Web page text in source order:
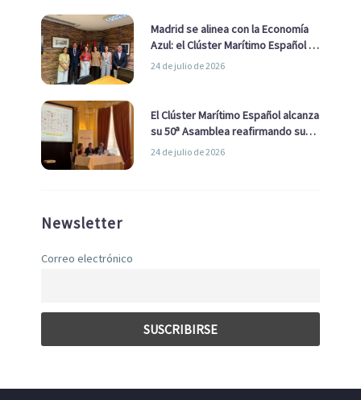
Madrid se alinea con la Economía
Azul: el Clúster Marítimo Español y
la Real Liga Naval avanzan alianzas
24 de julio de 2026
El Clúster Marítimo Español alcanza
su 50ª Asamblea reafirmando su
liderazgo en la Economía Azul
24 de julio de 2026
Newsletter
Correo electrónico